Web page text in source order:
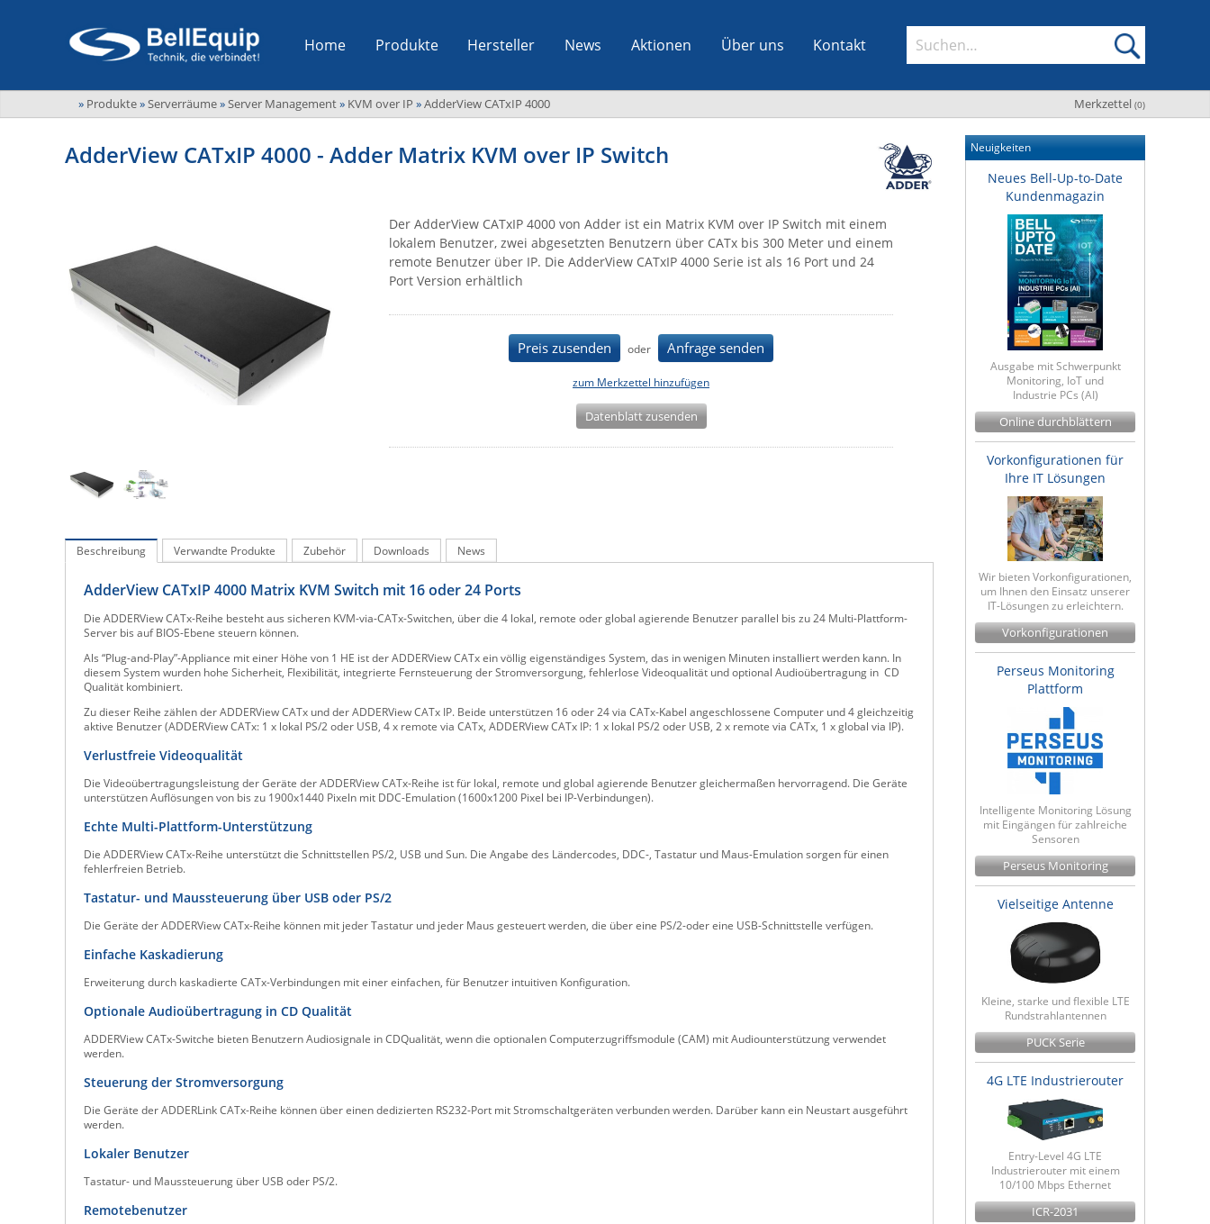
Home Produkte Hersteller News Aktionen Über uns Kontakt
Merkzettel (0)
» Produkte»Serverräume»Server Management» KVM over IP »AdderView CATxIP 4000
AdderView CATxIP 4000 - Adder Matrix KVM over IP Switch
Der AdderView CATxIP 4000 von Adder ist ein Matrix KVM over IP Switch mit einem
lokalem Benutzer, zwei abgesetzten Benutzern über CATx bis 300 Meter und einem
remote Benutzer über IP. Die AdderView CATxIP 4000 Serie ist als 16 Port und 24
Port Version erhältlich
Preis zusenden oder Anfrage senden
zum Merkzettel hinzufügen
Datenblatt zusenden
Beschreibung Verwandte Produkte Zubehör Downloads News
AdderView CATxIP 4000 Matrix KVM Switch mit 16 oder 24 Ports
Die ADDERView CATx-Reihe besteht aus sicheren KVM-via-CATx-Switchen, über die 4 lokal, remote oder global agierende Benutzer parallel bis zu 24 Multi-Plattform-
Server bis auf BIOS-Ebene steuern können.
Als “Plug-and-Play”-Appliance mit einer Höhe von 1 HE ist der ADDERView CATx ein völlig eigenständiges System, das in wenigen Minuten installiert werden kann. In
diesem System wurden hohe Sicherheit, Flexibilität, integrierte Fernsteuerung der Stromversorgung, fehlerlose Videoqualität und optional Audioübertragung in CD
Qualität kombiniert.
Zu dieser Reihe zählen der ADDERView CATx und der ADDERView CATx IP. Beide unterstützen 16 oder 24 via CATx-Kabel angeschlossene Computer und 4 gleichzeitig
aktive Benutzer (ADDERView CATx: 1 x lokal PS/2 oder USB, 4 x remote via CATx, ADDERView CATx IP: 1 x lokal PS/2 oder USB, 2 x remote via CATx, 1 x global via IP).
Verlustfreie Videoqualität
Die Videoübertragungsleistung der Geräte der ADDERView CATx-Reihe ist für lokal, remote und global agierende Benutzer gleichermaßen hervorragend. Die Geräte
unterstützen Auflösungen von bis zu 1900x1440 Pixeln mit DDC-Emulation (1600x1200 Pixel bei IP-Verbindungen).
Echte Multi-Plattform-Unterstützung
Die ADDERView CATx-Reihe unterstützt die Schnittstellen PS/2, USB und Sun. Die Angabe des Ländercodes, DDC-, Tastatur und Maus-Emulation sorgen für einen
fehlerfreien Betrieb.
Tastatur- und Maussteuerung über USB oder PS/2
Die Geräte der ADDERView CATx-Reihe können mit jeder Tastatur und jeder Maus gesteuert werden, die über eine PS/2-oder eine USB-Schnittstelle verfügen.
Einfache Kaskadierung
Erweiterung durch kaskadierte CATx-Verbindungen mit einer einfachen, für Benutzer intuitiven Konfiguration.
Optionale Audioübertragung in CD Qualität
ADDERView CATx-Switche bieten Benutzern Audiosignale in CDQualität, wenn die optionalen Computerzugriffsmodule (CAM) mit Audiounterstützung verwendet
werden.
Steuerung der Stromversorgung
Die Geräte der ADDERLink CATx-Reihe können über einen dedizierten RS232-Port mit Stromschaltgeräten verbunden werden. Darüber kann ein Neustart ausgeführt
werden.
Lokaler Benutzer
Tastatur- und Maussteuerung über USB oder PS/2.
Remotebenutzer
Neuigkeiten
Neues Bell-Up-to-Date
Kundenmagazin
Ausgabe mit Schwerpunkt
Monitoring, IoT und
Industrie PCs (AI)
Online durchblättern
Vorkonfigurationen für
Ihre IT Lösungen
Wir bieten Vorkonfigurationen,
um Ihnen den Einsatz unserer
IT-Lösungen zu erleichtern.
Vorkonfigurationen
Perseus Monitoring
Plattform
Intelligente Monitoring Lösung
mit Eingängen für zahlreiche
Sensoren
Perseus Monitoring
Vielseitige Antenne
Kleine, starke und flexible LTE
Rundstrahlantennen
PUCK Serie
4G LTE Industrierouter
Entry-Level 4G LTE
Industrierouter mit einem
10/100 Mbps Ethernet
ICR-2031